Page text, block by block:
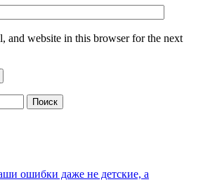
and website in this browser for the next
ошибки даже не детские, а